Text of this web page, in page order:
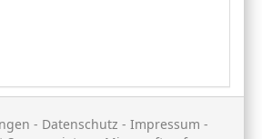
- Datenschutz - Impressum -